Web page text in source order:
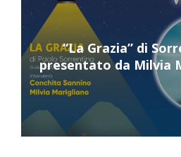
“Il respiro del mare”,
di Terry